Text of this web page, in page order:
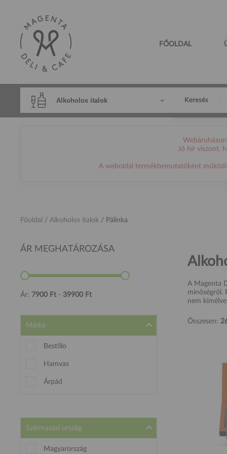
FŐOLDAL
Alkoholos italok Keresés
Jó hír viszont,
A weboldal termékbemutatóként
Főoldal /Alkoholos italok / Pálinka
ÁR MEGHATÁROZÁSA
Ár: 7900 Ft - 39900 Ft
Márka
Bestillo
Hamvas
Árpád
Származási ország
Magyarország
A Magenta
minőségről.
nem
Összesen: